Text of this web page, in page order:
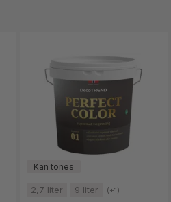
2,7 liter 9 liter (+1)